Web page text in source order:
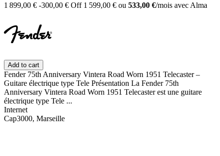
1 899,00 € -300,00 € Off 1 599,00 € ou 533,00 €/mois avec Alma
Add to cart
Fender 75th Anniversary Vintera Road Worn 1951 Telecaster –
Guitare électrique type Tele Présentation La Fender 75th
Anniversary Vintera Road Worn 1951 Telecaster est une guitare
électrique type Tele ...
Internet
Cap3000, Marseille